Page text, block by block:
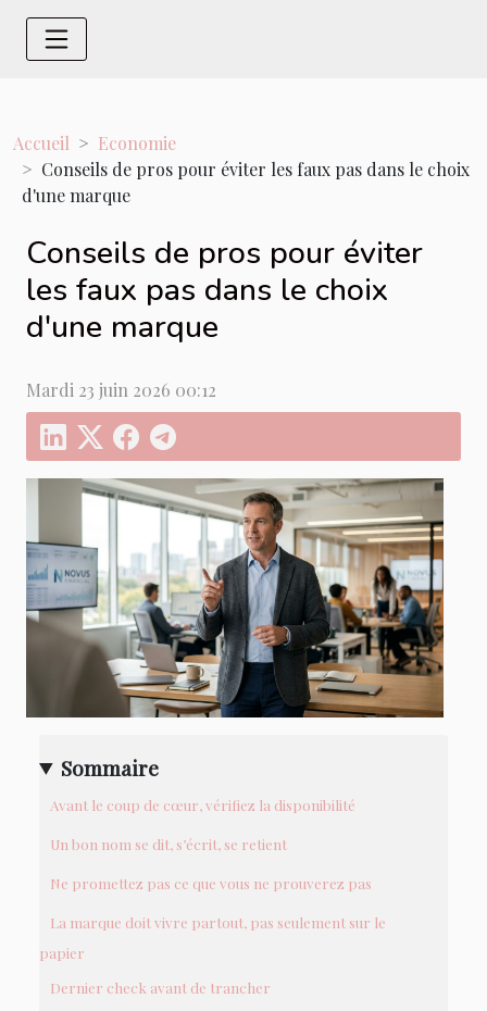
Accueil
Economie
Conseils de pros pour éviter les faux pas dans le choix
d'une marque
Conseils de pros pour éviter
les faux pas dans le choix
d'une marque
Mardi 23 juin 2026 00:12
Sommaire
Avant le coup de cœur, vérifiez la disponibilité
Un bon nom se dit, s’écrit, se retient
Ne promettez pas ce que vous ne prouverez pas
La marque doit vivre partout, pas seulement sur le
papier
Dernier check avant de trancher